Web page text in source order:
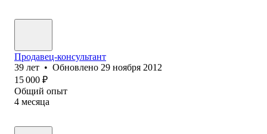
Продавец-консультант
39 лет • Обновлено 29 ноября 2012
15 000 ₽
Общий опыт
4 месяца